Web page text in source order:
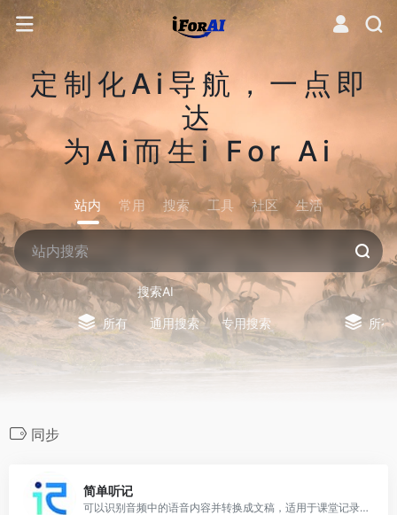
定制化Ai导航，一点即
达
为Ai而生i For Ai
站内 常用 搜索 工具 社区 生活
搜索AI
所有 通用搜索 专用搜索 所有
同步
简单听记
可以识别音频中的语音内容并转换成文稿，适用于课堂记录、会议记录、语音通话等场景